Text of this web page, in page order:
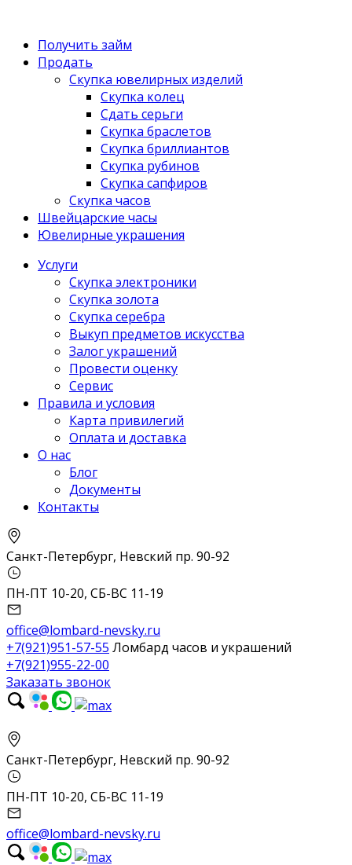
Получить займ
Продать
Скупка ювелирных изделий
Скупка колец
Сдать серьги
Скупка браслетов
Скупка бриллиантов
Скупка рубинов
Скупка сапфиров
Скупка часов
Швейцарские часы
Ювелирные украшения
Услуги
Скупка электроники
Скупка золота
Скупка серебра
Выкуп предметов искусства
Залог украшений
Провести оценку
Сервис
Правила и условия
Карта привилегий
Оплата и доставка
О нас
Блог
Документы
Контакты
Санкт-Петербург, Невский пр. 90-92
ПН-ПТ 10-20, СБ-ВС 11-19
office@lombard-nevsky.ru
+7(921)951-57-55 Ломбард часов и украшений
+7(921)955-22-00
Заказать звонок
Санкт-Петербург, Невский пр. 90-92
ПН-ПТ 10-20, СБ-ВС 11-19
office@lombard-nevsky.ru